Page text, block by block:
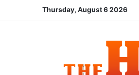
Thursday, August 6 2026